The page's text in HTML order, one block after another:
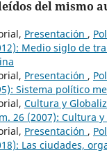
del mismo
Presentación ,
Medio siglo de
Presentación ,
Sistema político
Cultura y
26 (2007): Cultura
Presentación ,
Las ciudades,